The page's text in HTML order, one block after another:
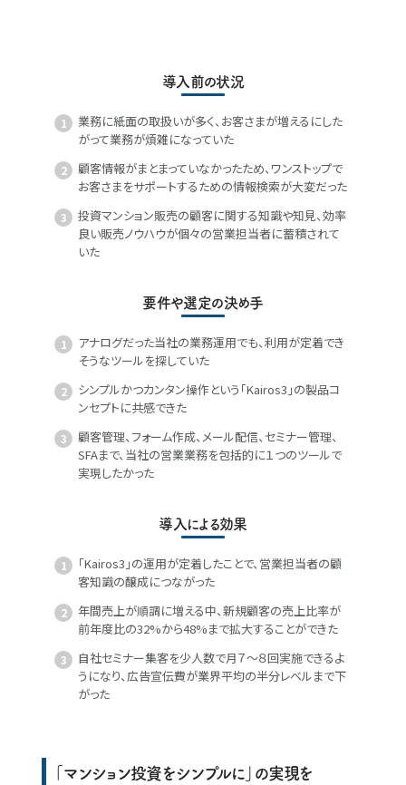
導入前の状況
業務に紙面の取扱いが多く、お客さまが増えるにした
がって業務が煩雑になっていた
顧客情報がまとまっていなかったため、ワンストップで
お客さまをサポートするための情報検索が大変だった
投資マンション販売の顧客に関する知識や知見、効率
良い販売ノウハウが個々の営業担当者に蓄積されて
いた
要件や選定の決め手
アナログだった当社の業務運用でも、利用が定着でき
そうなツールを探していた
シンプルかつカンタン操作という「Kairos3」の製品コ
ンセプトに共感できた
顧客管理、フォーム作成、メール配信、セミナー管理、
SFAまで、当社の営業業務を包括的に１つのツールで
実現したかった
導入による効果
「Kairos3」の運用が定着したことで、営業担当者の顧
客知識の醸成につながった
年間売上が順調に増える中、新規顧客の売上比率が
前年度比の32%から48%まで拡大することができた
自社セミナー集客を少人数で月７〜８回実施できるよ
うになり、広告宣伝費が業界平均の半分レベルまで下
がった
「マンション投資をシンプルに」の実現を